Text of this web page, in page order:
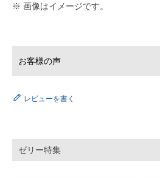
※ 画像はイメージです。
レビューを書く
ゼリー特集